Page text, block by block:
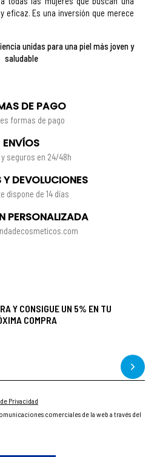
eficaz. Es una inversión que merece
unidas para una piel más joven y
saludable
DE PAGO
formas de pago
ENVÍOS
seguros en 24/48h
DEVOLUCIONES
dispone de 14 días
PERSONALIZADA
Y CONSIGUE UN 5% EN TU
COMPRA
Privacidad
comerciales de la web a través del